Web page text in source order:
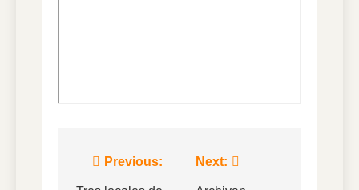
Navegación
Previous: Next: